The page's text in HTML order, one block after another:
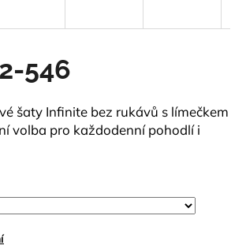
546
šaty Infinite bez rukávů s límečkem
volba pro každodenní pohodlí i